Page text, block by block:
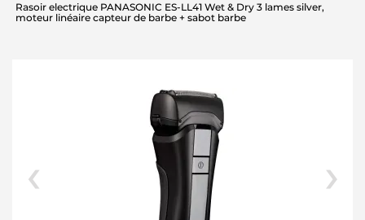
Rasoir electrique PANASONIC ES-LL41 Wet & Dry 3 lames silver,
moteur linéaire capteur de barbe + sabot barbe